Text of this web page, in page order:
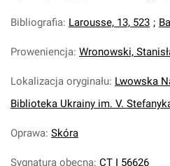
Bibliografia: Larousse, 13, 523 ;
Proweniencja: Wronowski,
Lokalizacja oryginału: Lwowska
Biblioteka Ukrainy im. V.
Oprawa: Skóra
Sygnatura obecna: CT I 56626